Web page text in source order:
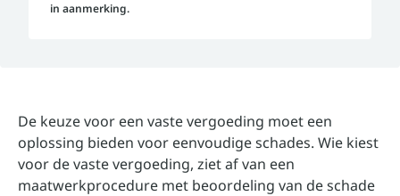
in aanmerking.
De keuze voor een vaste vergoeding moet een
oplossing bieden voor eenvoudige schades. Wie kiest
voor de vaste vergoeding, ziet af van een
maatwerkprocedure met beoordeling van de schade